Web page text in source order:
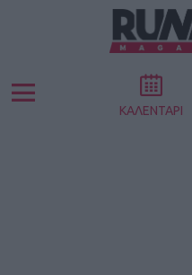
Menu ΚΑΛΕΝΤΑΡΙ